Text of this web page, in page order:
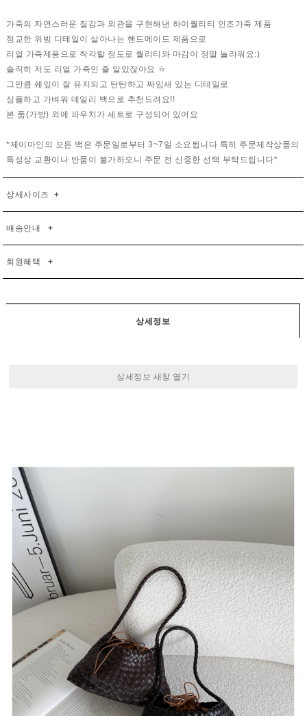
가죽의 자연스러운 질감과 외관을 구현해낸 하이퀄리티 인조가죽 제품
정교한 위빙 디테일이 살아나는 핸드메이드 제품으로
리얼 가죽제품으로 착각할 정도로 퀄리티와 마감이 정말 놀라워요:)
솔직히 저도 리얼 가죽인 줄 알았잖아요 ㅎ
그만큼 쉐잎이 잘 유지되고 탄탄하고 짜임새 있는 디테일로
심플하고 가벼워 데일리 백으로 추천드려요!!
본 품(가방) 외에 파우치가 세트로 구성되어 있어요
*제이마인의 모든 백은 주문일로부터 3~7일 소요됩니다 특히 주문제작상품의
특성상 교환이나 반품이 불가하오니 주문 전 신중한 선택 부탁드립니다*
상세사이즈 +
배송안내 +
회원혜택 +
상세정보
상세정보 새창 열기